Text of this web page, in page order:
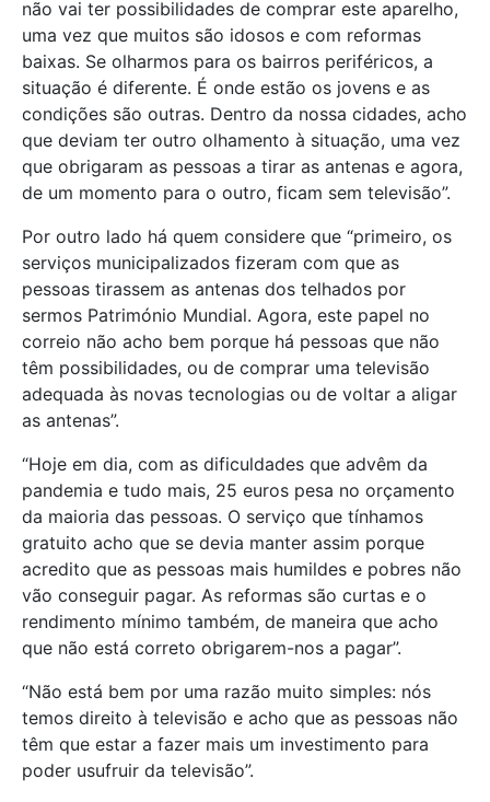
não vai ter possibilidades de comprar este aparelho,
uma vez que muitos são idosos e com reformas
baixas. Se olharmos para os bairros periféricos, a
situação é diferente. É onde estão os jovens e as
condições são outras. Dentro da nossa cidades, acho
que deviam ter outro olhamento à situação, uma vez
que obrigaram as pessoas a tirar as antenas e agora,
de um momento para o outro, ficam sem televisão”.
Por outro lado há quem considere que “primeiro, os
serviços municipalizados fizeram com que as
pessoas tirassem as antenas dos telhados por
sermos Património Mundial. Agora, este papel no
correio não acho bem porque há pessoas que não
têm possibilidades, ou de comprar uma televisão
adequada às novas tecnologias ou de voltar a aligar
as antenas”.
“Hoje em dia, com as dificuldades que advêm da
pandemia e tudo mais, 25 euros pesa no orçamento
da maioria das pessoas. O serviço que tínhamos
gratuito acho que se devia manter assim porque
acredito que as pessoas mais humildes e pobres não
vão conseguir pagar. As reformas são curtas e o
rendimento mínimo também, de maneira que acho
que não está correto obrigarem-nos a pagar”.
“Não está bem por uma razão muito simples: nós
temos direito à televisão e acho que as pessoas não
têm que estar a fazer mais um investimento para
poder usufruir da televisão”.